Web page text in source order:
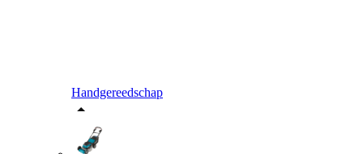
Handgereedschap